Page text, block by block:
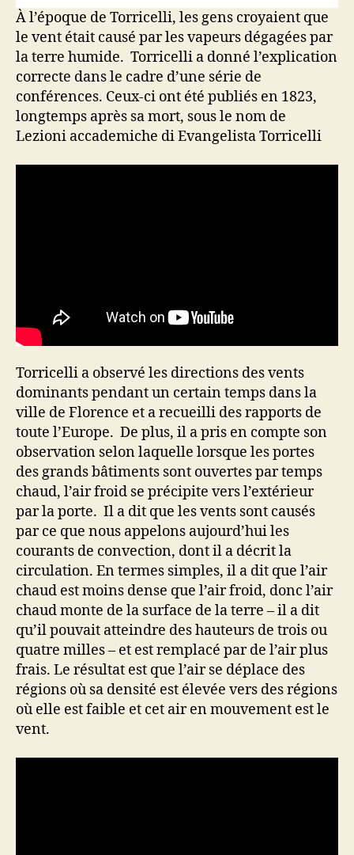
À l’époque de Torricelli, les gens croyaient que
le vent était causé par les vapeurs dégagées par
la terre humide. Torricelli a donné l’explication
correcte dans le cadre d’une série de
conférences. Ceux-ci ont été publiés en 1823,
longtemps après sa mort, sous le nom de
Lezioni accademiche di Evangelista Torricelli
Torricelli a observé les directions des vents
dominants pendant un certain temps dans la
ville de Florence et a recueilli des rapports de
toute l’Europe. De plus, il a pris en compte son
observation selon laquelle lorsque les portes
des grands bâtiments sont ouvertes par temps
chaud, l’air froid se précipite vers l’extérieur
par la porte. Il a dit que les vents sont causés
par ce que nous appelons aujourd’hui les
courants de convection, dont il a décrit la
circulation. En termes simples, il a dit que l’air
chaud est moins dense que l’air froid, donc l’air
chaud monte de la surface de la terre – il a dit
qu’il pouvait atteindre des hauteurs de trois ou
quatre milles – et est remplacé par de l’air plus
frais. Le résultat est que l’air se déplace des
régions où sa densité est élevée vers des régions
où elle est faible et cet air en mouvement est le
vent.